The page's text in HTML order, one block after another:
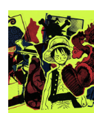
ทุกแห่งในญี่ปุ่น